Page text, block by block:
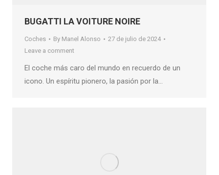
BUGATTI LA VOITURE NOIRE
Coches By Manel Alonso
27 de julio de 2024
Leave a comment
El coche más caro del mundo en recuerdo de un
icono. Un espíritu pionero, la pasión por la…